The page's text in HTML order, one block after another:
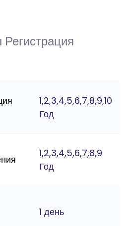
1,2,3,4,5,6,7,8,9,10
Год
1,2,3,4,5,6,7,8,9
Год
1 день